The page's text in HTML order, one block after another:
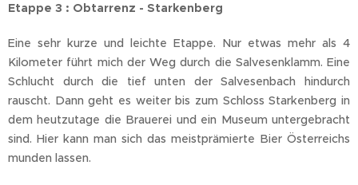
Etappe 3 : Obtarrenz - Starkenberg
Eine sehr kurze und leichte Etappe. Nur etwas mehr als 4
Kilometer führt mich der Weg durch die Salvesenklamm. Eine
Schlucht durch die tief unten der Salvesenbach hindurch
rauscht. Dann geht es weiter bis zum Schloss Starkenberg in
dem heutzutage die Brauerei und ein Museum untergebracht
sind. Hier kann man sich das meistprämierte Bier Österreichs
munden lassen.